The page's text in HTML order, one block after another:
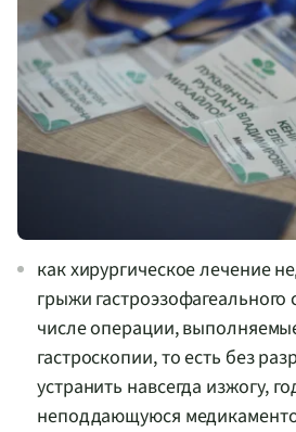
как хирургическое лечение
грыжи
числе операции,
гастроскопии, то есть без
устранить навсегда изжогу,
неподдающуюся